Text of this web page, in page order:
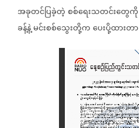
အခုတင်ပြခဲ့တဲ့စစ်ရေးသတင်းတွေကို
ခန့်နဲ့မင်းစစ်သွေးတို့ကပေးပို့ထားတာ